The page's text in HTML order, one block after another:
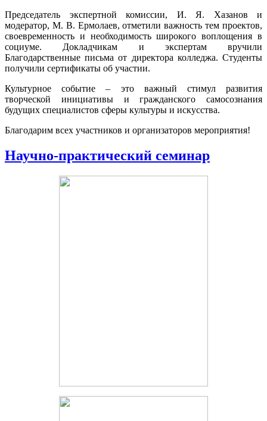
Председатель экспертной комиссии, И. Я. Хазанов и
модератор, М. В. Ермолаев, отметили важность тем проектов,
своевременность и необходимость широкого воплощения в
социуме. Докладчикам и экспертам вручили
Благодарственные письма от директора колледжа. Студенты
получили сертификаты об участии.
Культурное событие – это важный стимул развития
творческой инициативы и гражданского самосознания
будущих специалистов сферы культуры и искусства.
Благодарим всех участников и организаторов мероприятия!
Научно-практический семинар